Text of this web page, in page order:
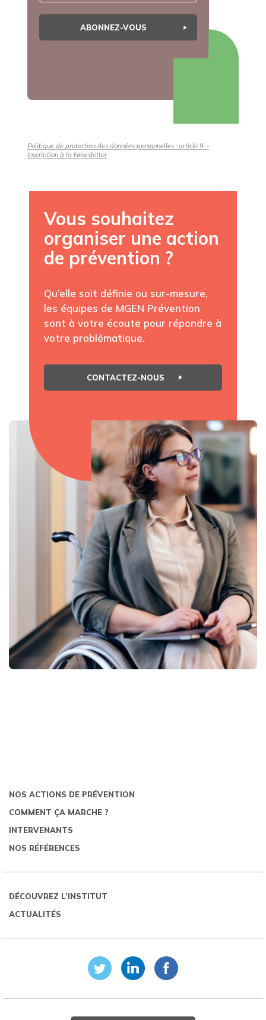
ABONNEZ-VOUS
Politique de protection des données personnelles : article 9 –
Inscription à la Newsletter
Vous souhaitez
organiser une action
de prévention ?
Qu’elle soit définie ou sur-mesure,
les équipes de MGEN Prévention
sont à votre écoute pour répondre à
votre problématique.
CONTACTEZ-NOUS
NOS ACTIONS DE PRÉVENTION
COMMENT ÇA MARCHE ?
INTERVENANTS
NOS RÉFÉRENCES
DÉCOUVREZ L’INSTITUT
ACTUALITÉS